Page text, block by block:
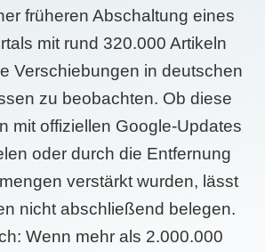
früheren Abschaltung eines
mit rund 320.000 Artikeln
Verschiebungen in deutschen
zu beobachten. Ob diese
mit offiziellen Google-Updates
oder durch die Entfernung
verstärkt wurden, lässt
nicht abschließend belegen.
Wenn mehr als 2.000.000